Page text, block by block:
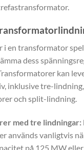
en transformator
dess
kan
inklusive tre-
och split-lindning.
med tre lindningar:
används vanligtvis
på 125 MW